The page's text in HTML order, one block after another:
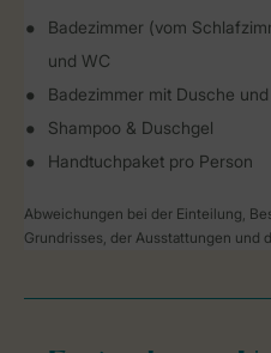
Badezimmer (vom
und WC
Badezimmer mit Dusche
Shampoo & Duschgel
Handtuchpaket pro Person
Abweichungen bei der Einteilung,
Grundrisses, der Ausstattungen und